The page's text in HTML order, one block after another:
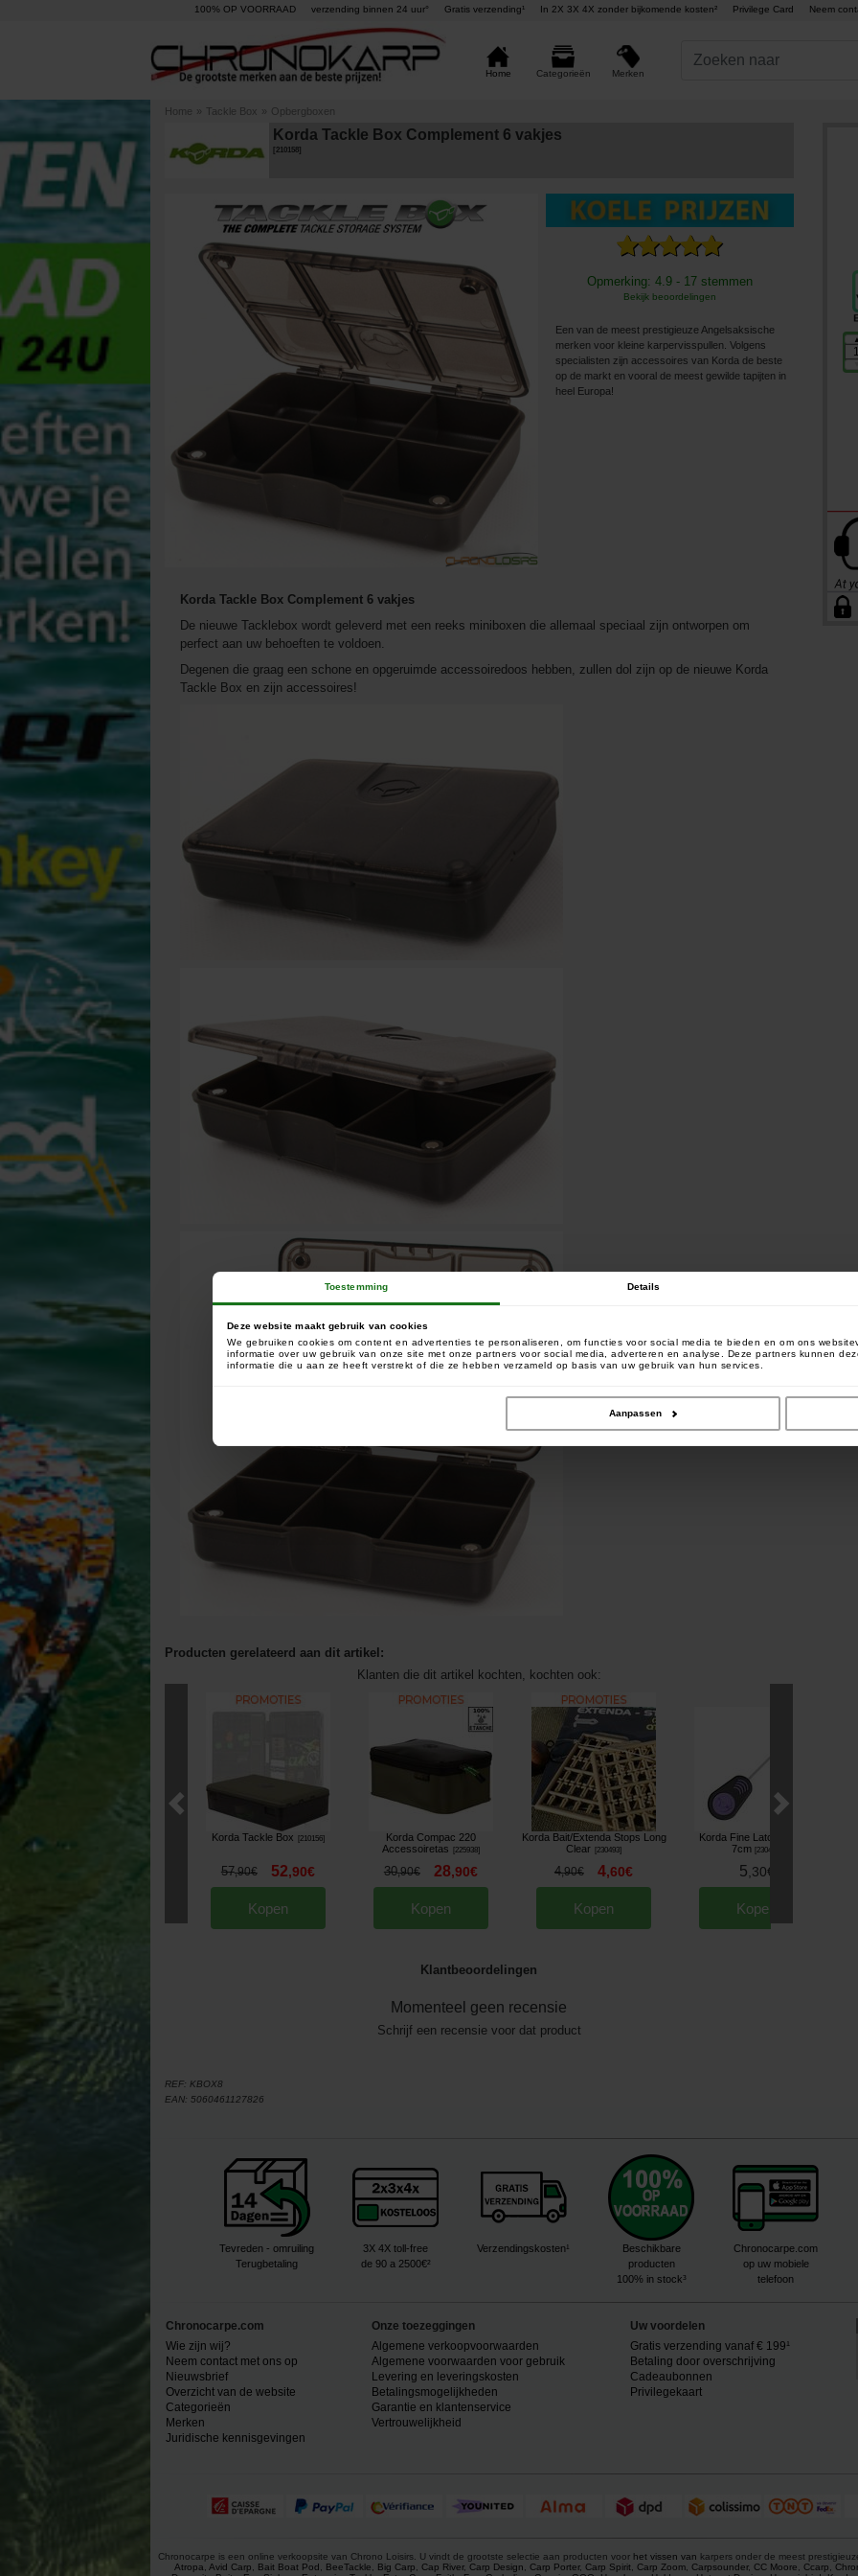
Toestemming Details
Deze website maakt gebruik van cookies
We gebruiken cookies om content en advertenties te personaliseren, om functies voor social media te bieden en om ons
informatie over uw gebruik van onze site met onze partners voor social media, adverteren en analyse. Deze partners kunnen
informatie die u aan ze heeft verstrekt of die ze hebben verzameld op basis van uw gebruik van hun services.
Aanpassen
100% OP VOORRAAD verzending binnen 24 uur° Gratis verzending¹ In 2X 3X 4X zonder bijkomende kosten² Privilege Card Neem
Home Categorieën Merken
Home » Tackle Box » Opbergboxen
Korda Tackle Box Complement 6 vakjes
210158]
Opmerking: 4.9 - 17 stemmen
Bekijk beoordelingen
Een van de meest prestigieuze Angelsaksische
merken voor kleine karpervisspullen. Volgens
specialisten zijn accessoires van Korda de beste
op de markt en vooral de meest gewilde tapijten in
heel Europa!
Korda Tackle Box Complement 6 vakjes
De nieuwe Tacklebox wordt geleverd met een reeks miniboxen die allemaal speciaal zijn ontworpen om
perfect aan uw behoeften te voldoen.
Degenen die graag een schone en opgeruimde accessoiredoos hebben, zullen dol zijn op de nieuwe Korda
Tackle Box en zijn accessoires!
Producten gerelateerd aan dit artikel:
Klanten die dit artikel kochten, kochten ook:
Korda Tackle Box 210156]
57,90€ 52,90€
Kopen
Korda Compac 220
Accessoiretas
225938]
30,90€ 28,90€
Kopen
Korda Bait/Extenda Stops Long
Clear
230493]
4,90€ 4,60€
Kopen
Korda Fine Latch Needle
7cm [230497
5,30€
Kopen
Klantbeoordelingen
Momenteel geen recensie
Schrijf een recensie voor dat product
REF: KBOX8
EAN: 5060461127826
Tevreden - omruiling
Terugbetaling
3X 4X toll-free
de 90 a 2500€²
Verzendingskosten¹
Beschikbare
producten
100% in stock³
Chronocarpe.com
op uw mobiele
telefoon
Chronocarpe.com
Wie zijn wij?
Neem contact met ons op
Nieuwsbrief
Overzicht van de website
Categorieën
Merken
Juridische kennisgevingen
Onze toezeggingen
Algemene verkoopvoorwaarden
Algemene voorwaarden voor gebruik
Levering en leveringskosten
Betalingsmogelijkheden
Garantie en klantenservice
Vertrouwelijkheid
Uw voordelen
Gratis verzending vanaf € 199¹
Betaling door overschrijving
Cadeaubonnen
Privilegekaart
Chronocarpe is een online verkoopsite van Chrono Loisirs. U vindt de grootste selectie aan producten voor het vissen van karpers onder de meest
Atropa Avid Carp Bait Boat Pod BeeTackle Big Carp Cap River, Carp Design Carp Porter, Carp Spirit, Carp Zoom, Carpsounder, CC Moore Ccarp